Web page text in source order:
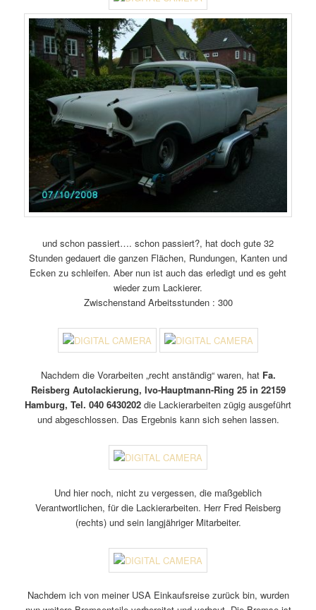
und schon passiert…. schon passiert?, hat doch gute 32
Stunden gedauert die ganzen Flächen, Rundungen, Kanten und
Ecken zu schleifen. Aber nun ist auch das erledigt und es geht
wieder zum Lackierer.
Zwischenstand Arbeitsstunden : 300
Nachdem die Vorarbeiten „recht anständig“ waren, hat Fa.
Reisberg Autolackierung, Ivo-Hauptmann-Ring 25 in 22159
Hamburg, Tel. 040 6430202 die Lackierarbeiten zügig ausgeführt
und abgeschlossen. Das Ergebnis kann sich sehen lassen.
Und hier noch, nicht zu vergessen, die maßgeblich
Verantwortlichen, für die Lackierarbeiten. Herr Fred Reisberg
(rechts) und sein langjähriger Mitarbeiter.
Nachdem ich von meiner USA Einkaufsreise zurück bin, wurden